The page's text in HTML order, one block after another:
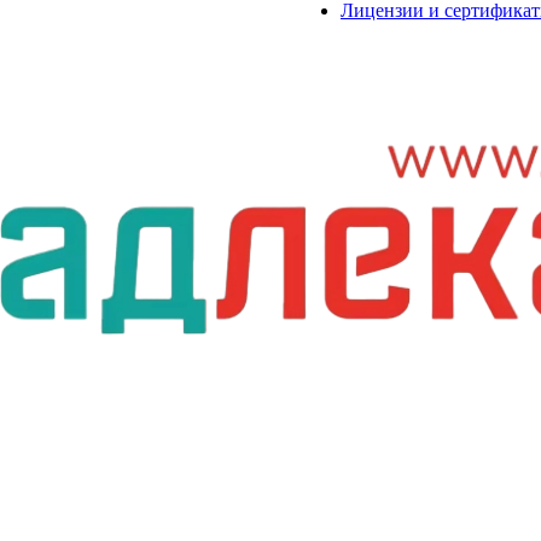
Лицензии и